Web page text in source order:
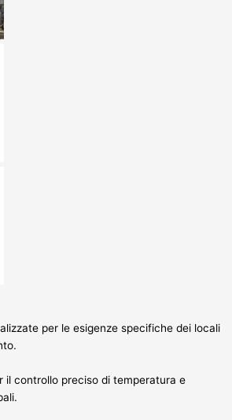
per le esigenze specifiche dei locali
il controllo preciso di temperatura e